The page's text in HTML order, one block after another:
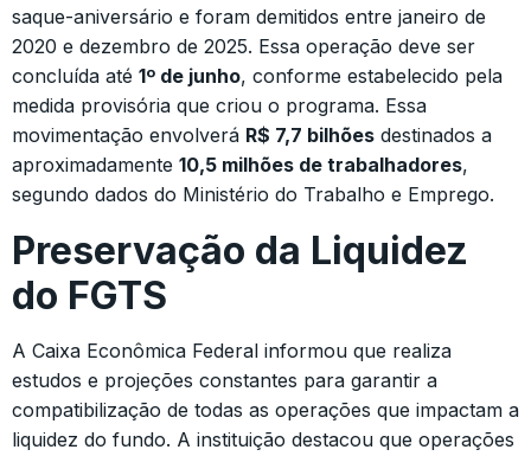
saque-aniversário e foram demitidos entre janeiro de
2020 e dezembro de 2025. Essa operação deve ser
concluída até 1º de junho, conforme estabelecido pela
medida provisória que criou o programa. Essa
movimentação envolverá R$ 7,7 bilhões destinados a
aproximadamente 10,5 milhões de trabalhadores,
segundo dados do Ministério do Trabalho e Emprego.
Preservação da Liquidez
do FGTS
A Caixa Econômica Federal informou que realiza
estudos e projeções constantes para garantir a
compatibilização de todas as operações que impactam a
liquidez do fundo. A instituição destacou que operações